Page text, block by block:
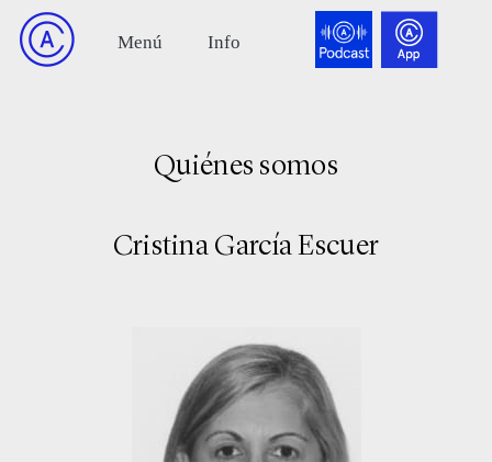
Quiénes somos
Cristina García Escuer